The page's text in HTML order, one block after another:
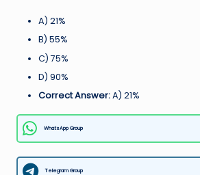
A) 21%
B) 55%
C) 75%
D) 90%
Correct Answer:A) 21%
WhatsApp Group
Telegram Group